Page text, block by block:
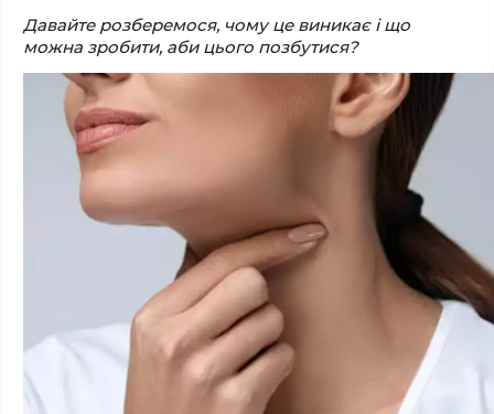
Давайте розберемося, чому це виникає і що
можна зробити, аби цього позбутися?